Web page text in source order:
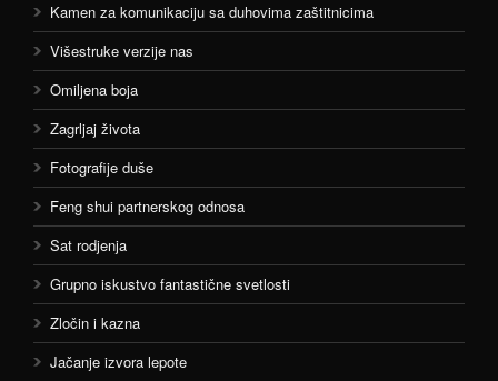
Kamen za komunikaciju sa duhovima zaštitnicima
Višestruke verzije nas
Omiljena boja
Zagrljaj života
Fotografije duše
Feng shui partnerskog odnosa
Sat rodjenja
Grupno iskustvo fantastične svetlosti
Zločin i kazna
Jačanje izvora lepote